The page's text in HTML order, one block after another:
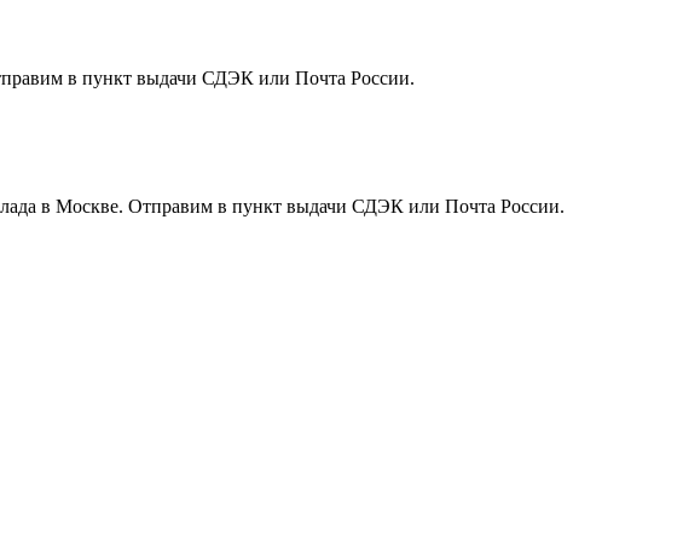
в пункт выдачи СДЭК или Почта России.
в Москве. Отправим в пункт выдачи СДЭК или Почта России.